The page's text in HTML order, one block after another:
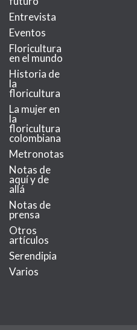
Entrevista
Eventos
Floricultura
en el mundo
Historia de
la
floricultura
La mujer en
la
floricultura
colombiana
Metronotas
Notas de
aquí y de
allá
Notas de
prensa
Otros
artículos
Serendipia
Varios